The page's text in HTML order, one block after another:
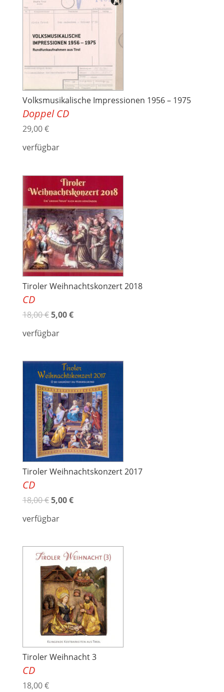
Volksmusikalische Impressionen 1956 – 1975
Doppel CD
29,00€
verfügbar
Tiroler Weihnachtskonzert 2018
CD
18,00€5,00€
verfügbar
Tiroler Weihnachtskonzert 2017
CD
18,00€5,00€
verfügbar
Tiroler Weihnacht 3
CD
18,00€